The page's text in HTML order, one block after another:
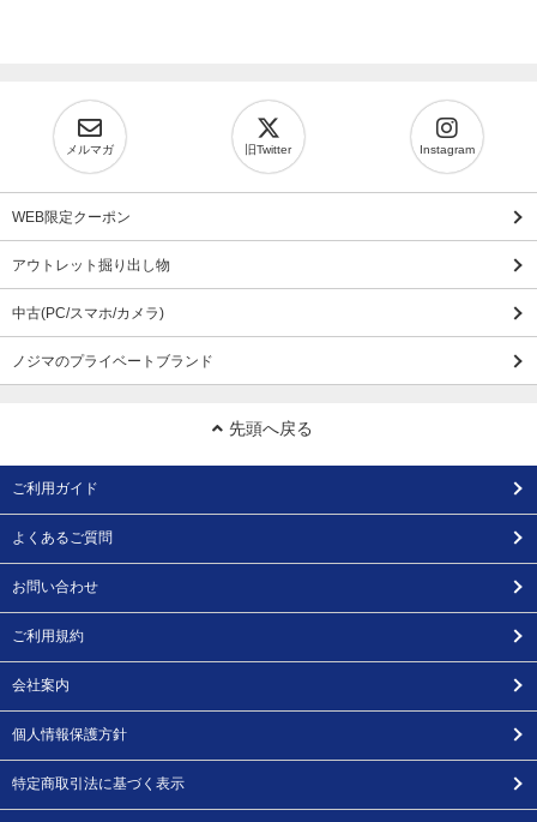
メルマガ 旧Twitter Instagram
WEB限定クーポン
アウトレット掘り出し物
中古(PC/スマホ/カメラ)
ノジマのプライベートブランド
先頭へ戻る
ご利用ガイド
よくあるご質問
お問い合わせ
ご利用規約
会社案内
個人情報保護方針
特定商取引法に基づく表示